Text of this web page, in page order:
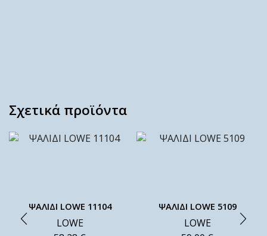
Σχετικά προϊόντα
ΨΑΛΙΔΙ LOWE 11104
LOWE
ΨΑΛΙΔΙ LOWE 5109
LOWE